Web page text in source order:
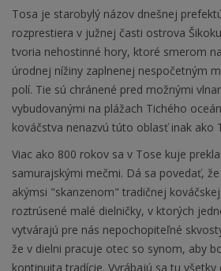
Tosa je starobylý názov dnešnej
rozprestiera v južnej časti ostrova
tvoria nehostinné hory, ktoré smerom
úrodnej nížiny zaplnenej nespočetným
polí. Tie sú chránené pred možnými
vybudovanými na plážach Tichého
kováčstva nenazvú túto oblasť inak ako
Viac ako 800 rokov sa v Tose kuje
samurajskými mečmi. Dá sa povedať,
akýmsi "skanzenom" tradičnej
roztrúsené malé dielničky, v ktorých
vytvárajú pre nás nepochopiteľné
že v dielni pracuje otec so synom, aby
kontinuita tradície. Vyrábajú sa tu všetky